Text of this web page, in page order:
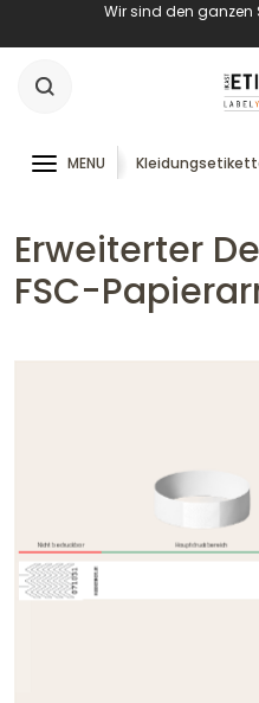
Wir sind den ganzen
MENU
Erweiterter
FSC-